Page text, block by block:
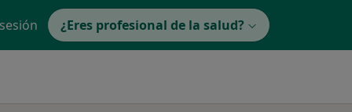
¿Eres profesional de la salud?